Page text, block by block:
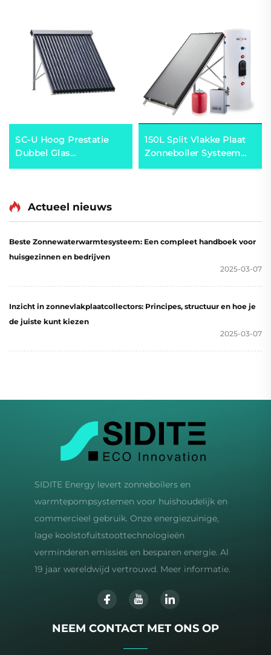
SC-U Hoog Prestatie
Dubbel Glas
Vacuümbuis
Aluminium Alloy
Manifold
Zonneboiler
150L Split Vlakke Plaat
Zonneboiler Systeem
Werkstation Inclusief
Actueel nieuws
Beste Zonnewaterwarmtesysteem: Een compleet handboek voor
huisgezinnen en bedrijven
2025-03-07
Inzicht in zonnevlakplaatcollectors: Principes, structuur en hoe je
de juiste kunt kiezen
2025-03-07
SIDITE Energy levert zonneboilers en
warmtepompsystemen voor huishoudelijk en
commercieel gebruik. Onze energiezuinige,
lage koolstofuitstoottechnologieën
verminderen emissies en besparen energie. Al
19 jaar wereldwijd vertrouwd. Meer informatie.
NEEM CONTACT MET ONS OP